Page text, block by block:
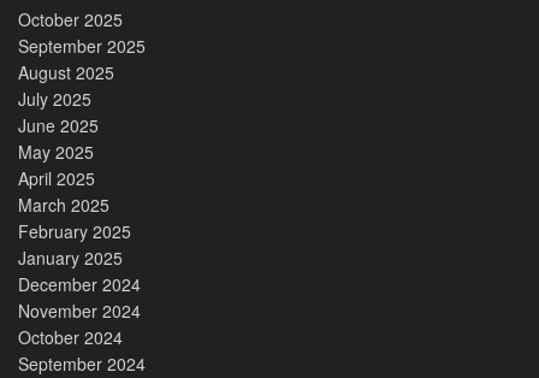
October 2025
September 2025
August 2025
July 2025
June 2025
May 2025
April 2025
March 2025
February 2025
January 2025
December 2024
November 2024
October 2024
September 2024